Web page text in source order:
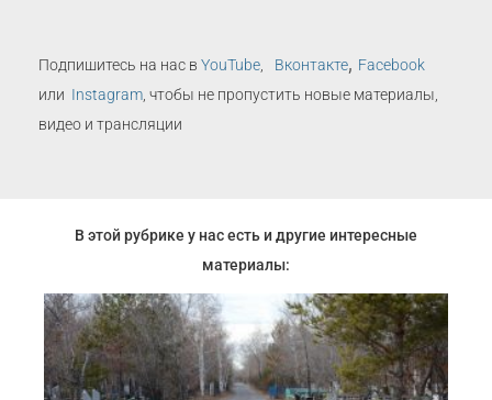
Подпишитесь на нас в YouTube Вконтакте, Facebook
или Instagram , чтобы не пропустить новые материалы,
видео и трансляции
В этой рубрике у нас есть и другие интересные
материалы: